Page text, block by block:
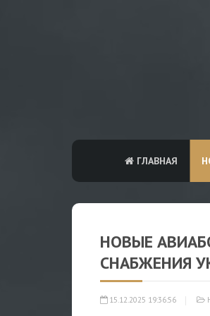
ГЛАВНАЯ
НОВЫЕ
СНАБЖЕНИЯ
15.12.2025 19:36:56